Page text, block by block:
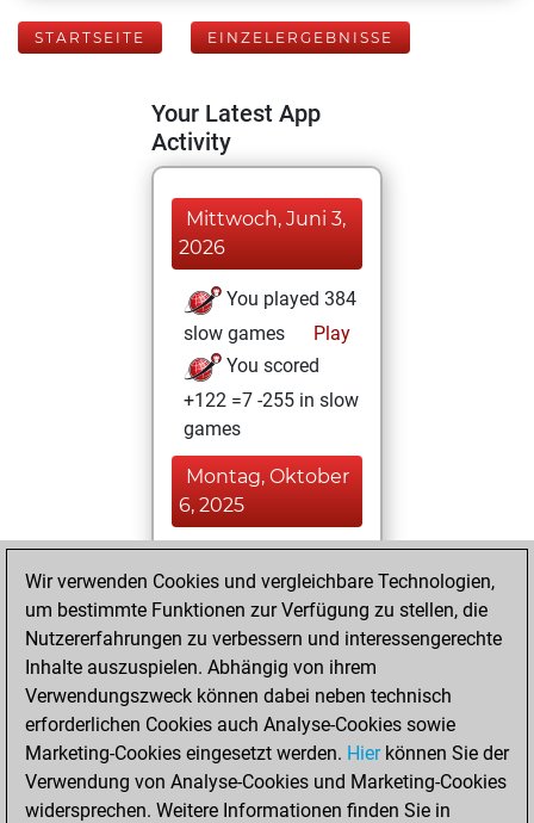
STARTSEITE EINZELERGEBNISSE
Your Latest App
Activity
Mittwoch, Juni 3,
2026
You played 384
slow games
Play
You scored
+122 =7 -255 in slow
games
Montag, Oktober
6, 2025
You played 11
blitz games
Play
You scored +1
=0 -10 in blitz
Donnerstag,
August 7, 2025
You played 5
Wir verwenden Cookies und vergleichbare Technologien,
um bestimmte Funktionen zur Verfügung zu stellen, die
Nutzererfahrungen zu verbessern und interessengerechte
Inhalte auszuspielen. Abhängig von ihrem
Verwendungszweck können dabei neben technisch
erforderlichen Cookies auch Analyse-Cookies sowie
Marketing-Cookies eingesetzt werden. Hierkönnen Sie der
Verwendung von Analyse-Cookies und Marketing-Cookies
widersprechen. Weitere Informationen finden Sie in